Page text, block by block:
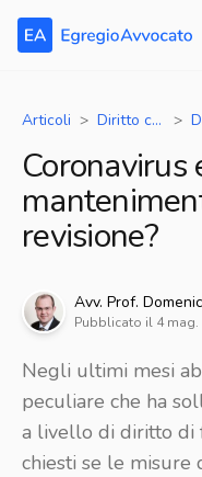
Articoli Diritto civile
Coronavirus
revisione?
Avv. Prof.
Pubblicato il 4 mag.
Negli ultimi mesi
peculiare che ha
a livello di diritto di
chiesti se le misure